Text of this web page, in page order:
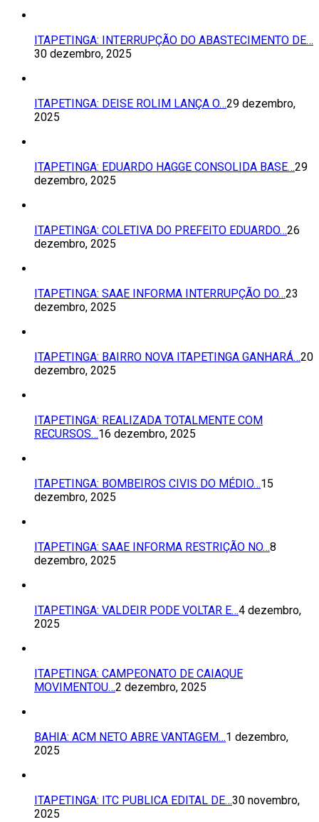
ITAPETINGA: INTERRUPÇÃO DO ABASTECIMENTO DE…
30 dezembro, 2025
ITAPETINGA: DEISE ROLIM LANÇA O…29 dezembro,
2025
ITAPETINGA: EDUARDO HAGGE CONSOLIDA BASE…29
dezembro, 2025
ITAPETINGA: COLETIVA DO PREFEITO EDUARDO…26
dezembro, 2025
ITAPETINGA: SAAE INFORMA INTERRUPÇÃO DO…23
dezembro, 2025
ITAPETINGA: BAIRRO NOVA ITAPETINGA GANHARÁ…20
dezembro, 2025
ITAPETINGA: REALIZADA TOTALMENTE COM
RECURSOS…16 dezembro, 2025
ITAPETINGA: BOMBEIROS CIVIS DO MÉDIO…15
dezembro, 2025
ITAPETINGA: SAAE INFORMA RESTRIÇÃO NO…8
dezembro, 2025
ITAPETINGA: VALDEIR PODE VOLTAR E…4 dezembro,
2025
ITAPETINGA: CAMPEONATO DE CAIAQUE
MOVIMENTOU…2 dezembro, 2025
BAHIA: ACM NETO ABRE VANTAGEM…1 dezembro,
2025
ITAPETINGA: ITC PUBLICA EDITAL DE…30 novembro,
2025